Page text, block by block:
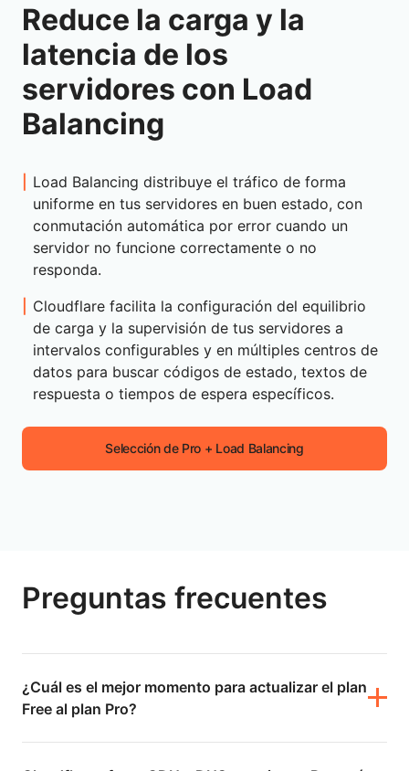
Reduce la carga y la
latencia de los
servidores con Load
Balancing
Load Balancing distribuye el tráfico de forma
uniforme en tus servidores en buen estado, con
conmutación automática por error cuando un
servidor no funcione correctamente o no
responda.
Cloudflare facilita la configuración del equilibrio
de carga y la supervisión de tus servidores a
intervalos configurables y en múltiples centros de
datos para buscar códigos de estado, textos de
respuesta o tiempos de espera específicos.
Selección de Pro + Load Balancing
Preguntas frecuentes
¿Cuál es el mejor momento para actualizar el plan
Free al plan Pro?